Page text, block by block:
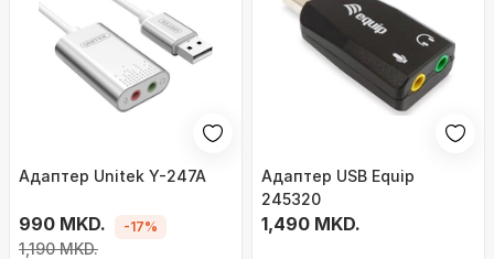
Адаптер Unitek Y-247A
990 MKD.
1,190 MKD.
-17%
Адаптер USB Equip
245320
1,490 MKD.